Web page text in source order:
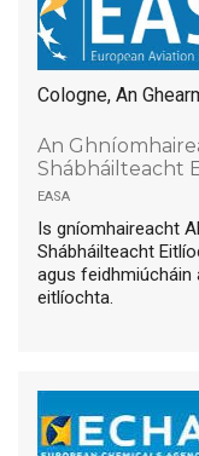
Cologne, An
An
Shábháilteacht
easa
Is gníomhaireacht
Shábháilteacht
agus feidhmiúcháin
eitlíochta.